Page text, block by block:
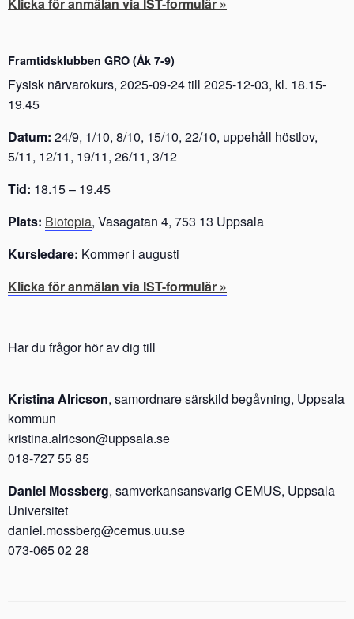
Framtidsklubben GRO (Åk 7-9)
Fysisk närvarokurs, 2025-09-24 till 2025-12-03, kl. 18.15-
19.45
Datum: 24/9, 1/10, 8/10, 15/10, 22/10, uppehåll höstlov,
5/11, 12/11, 19/11, 26/11, 3/12
Tid: 18.15 – 19.45
Plats: Biotopia, Vasagatan 4, 753 13 Uppsala
Kursledare: Kommer i augusti
Klicka för anmälan via IST-formulär »
Har du frågor hör av dig till
Kristina Alricson, samordnare särskild begåvning, Uppsala
kommun
kristina.alricson@uppsala.se
018-727 55 85
Daniel Mossberg, samverkansansvarig CEMUS, Uppsala
Universitet
daniel.mossberg@cemus.uu.se
073-065 02 28